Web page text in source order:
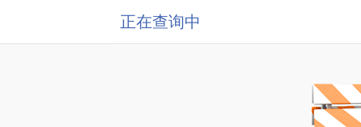
正在查询中